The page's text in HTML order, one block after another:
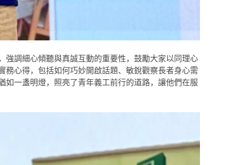
調細心傾聽與真誠互動的重要性，鼓勵大家以同理心
心得，包括如何巧妙開啟話題、敏銳觀察長者身心需
一盞明燈，照亮了青年義工前行的道路，讓他們在服